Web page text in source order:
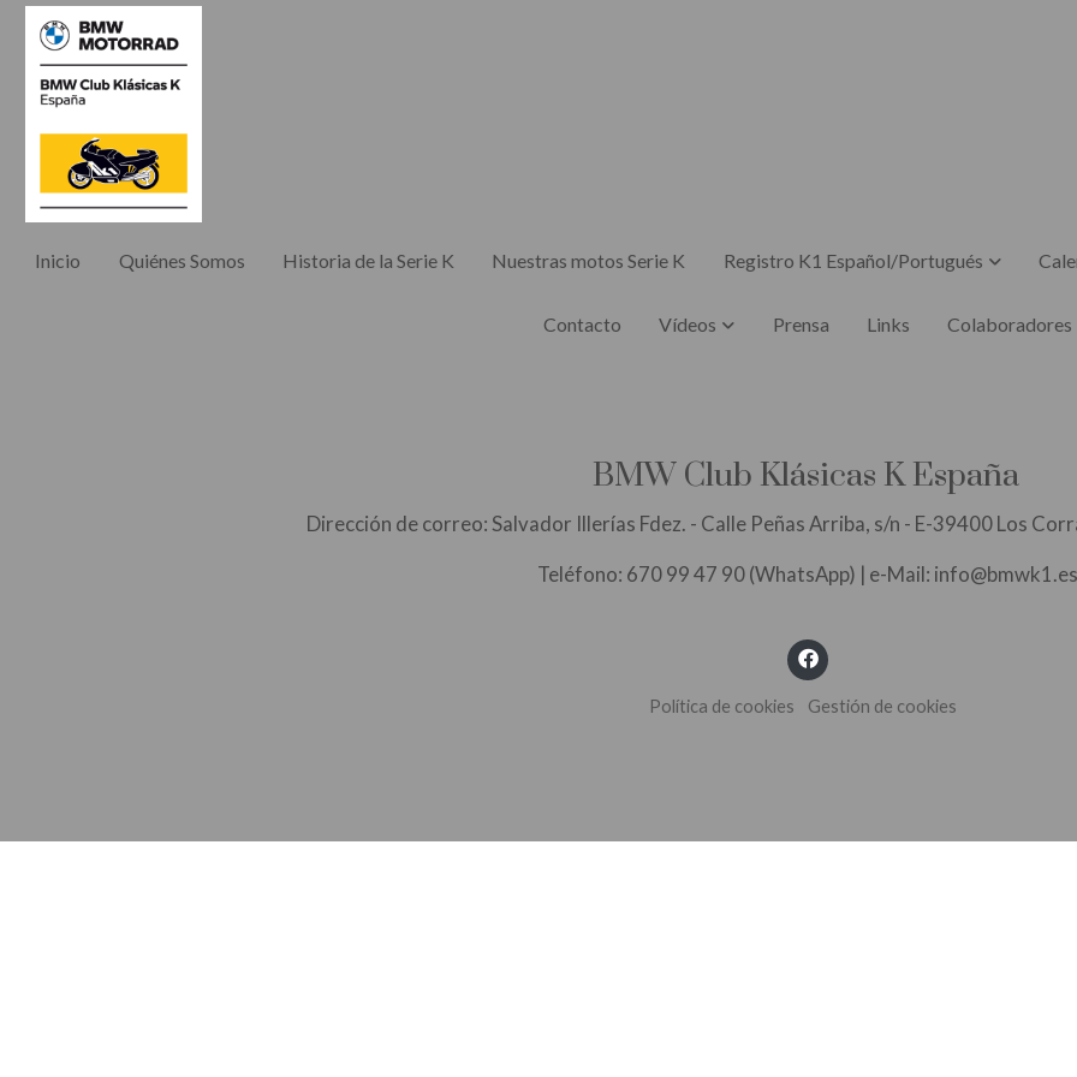
Inicio Quiénes Somos Historia de la Serie K Nuestras motos Serie K Registro K1 Español/Portugués
Contacto Vídeos Prensa Links Colaboradores
BMW Club Klásicas K España
Dirección de correo: Salvador Illerías Fdez. - Calle Peñas Arriba, s/n - E-39400 Los
Teléfono: 670 99 47 90 (WhatsApp) | e-Mail: info@bmwk1.es
Política de cookies Gestión de cookies